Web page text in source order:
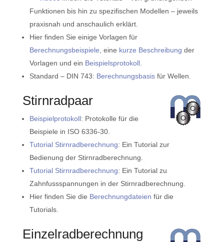
Funktionen bis hin zu spezifischen Modellen – jeweils
praxisnah und anschaulich erklärt.
Hier finden Sie einige Vorlagen für
Berechnungsbeispiele , eine kurze Beschreibung der
Vorlagen und ein Beispielsprotokoll.
Standard – DIN 743: Berechnungsbasisfür Wellen.
Stirnradpaar
Beispielprotokoll: Protokolle für die
Beispiele in ISO 6336-30.
Tutorial Stirnradberechnung: Ein Tutorial zur
Bedienung der Stirnradberechnung.
Tutorial Stirnradberechnung: Ein Tutorial zu
Zahnfussspannungen in der Stirnradberechnung.
Hier finden Sie die Berechnungdateien für die
Tutorials.
Einzelradberechnung